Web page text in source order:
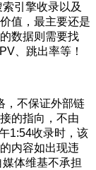
引擎收录以及
值，最主要还是
数据则需要找
、跳出率等！
，不保证外部链
的指向，不由
1:54收录时，该
内容如出现违
体维基不承担